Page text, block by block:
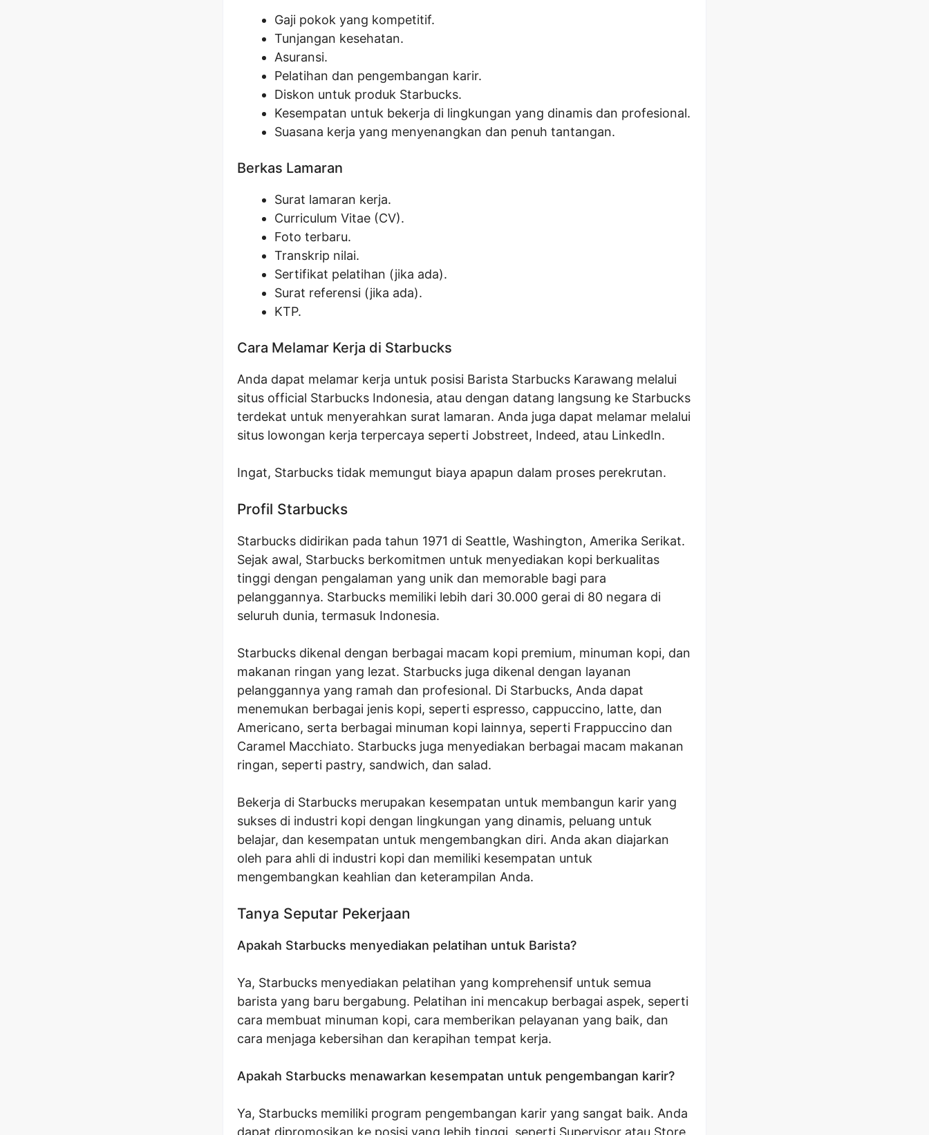
Gaji pokok yang kompetitif.
Tunjangan kesehatan.
Asuransi.
Pelatihan dan pengembangan karir.
Diskon untuk produk Starbucks.
Kesempatan untuk bekerja di lingkungan yang dinamis dan profesional.
Suasana kerja yang menyenangkan dan penuh tantangan.
Berkas Lamaran
Surat lamaran kerja.
Curriculum Vitae (CV).
Foto terbaru.
Transkrip nilai.
Sertifikat pelatihan (jika ada).
Surat referensi (jika ada).
KTP.
Cara Melamar Kerja di Starbucks
Anda dapat melamar kerja untuk posisi Barista Starbucks Karawang melalui
situs official Starbucks Indonesia, atau dengan datang langsung ke Starbucks
terdekat untuk menyerahkan surat lamaran. Anda juga dapat melamar melalui
situs lowongan kerja terpercaya seperti Jobstreet, Indeed, atau LinkedIn.
Ingat, Starbucks tidak memungut biaya apapun dalam proses perekrutan.
Profil Starbucks
Starbucks didirikan pada tahun 1971 di Seattle, Washington, Amerika Serikat.
Sejak awal, Starbucks berkomitmen untuk menyediakan kopi berkualitas
tinggi dengan pengalaman yang unik dan memorable bagi para
pelanggannya. Starbucks memiliki lebih dari 30.000 gerai di 80 negara di
seluruh dunia, termasuk Indonesia.
Starbucks dikenal dengan berbagai macam kopi premium, minuman kopi, dan
makanan ringan yang lezat. Starbucks juga dikenal dengan layanan
pelanggannya yang ramah dan profesional. Di Starbucks, Anda dapat
menemukan berbagai jenis kopi, seperti espresso, cappuccino, latte, dan
Americano, serta berbagai minuman kopi lainnya, seperti Frappuccino dan
Caramel Macchiato. Starbucks juga menyediakan berbagai macam makanan
ringan, seperti pastry, sandwich, dan salad.
Bekerja di Starbucks merupakan kesempatan untuk membangun karir yang
sukses di industri kopi dengan lingkungan yang dinamis, peluang untuk
belajar, dan kesempatan untuk mengembangkan diri. Anda akan diajarkan
oleh para ahli di industri kopi dan memiliki kesempatan untuk
mengembangkan keahlian dan keterampilan Anda.
Tanya Seputar Pekerjaan
Apakah Starbucks menyediakan pelatihan untuk Barista?
Ya, Starbucks menyediakan pelatihan yang komprehensif untuk semua
barista yang baru bergabung. Pelatihan ini mencakup berbagai aspek, seperti
cara membuat minuman kopi, cara memberikan pelayanan yang baik, dan
cara menjaga kebersihan dan kerapihan tempat kerja.
Apakah Starbucks menawarkan kesempatan untuk pengembangan karir?
Ya, Starbucks memiliki program pengembangan karir yang sangat baik. Anda
dapat dipromosikan ke posisi yang lebih tinggi, seperti Supervisor atau Store